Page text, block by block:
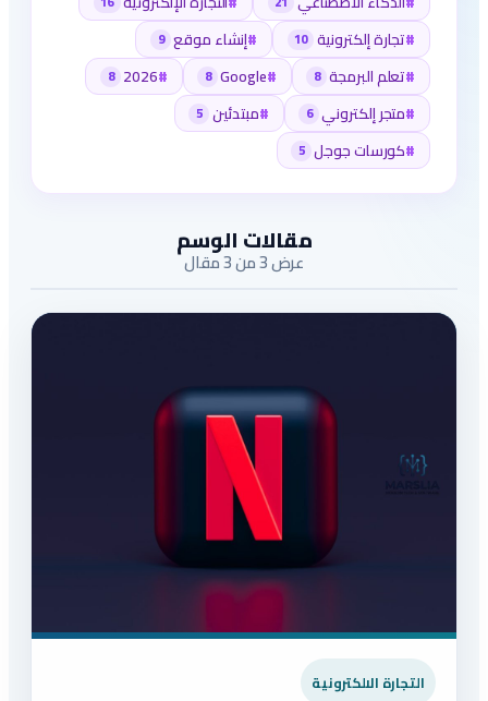
#تجارة إلكترونية 10
#إنشاء موقع 9
#تعلم البرمجة 8
#
Google
8
#
2026
8
#متجر إلكتروني 6
#مبتدئين 5
#كورسات جوجل 5
مقالات الوسم
عرض 3 من 3 مقال
التجارة الالكترونية